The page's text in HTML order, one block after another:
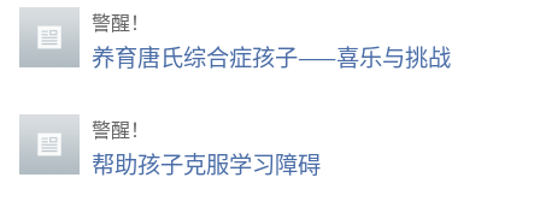
警醒！
养育唐氏综合症孩子——喜乐与挑战
警醒！
帮助孩子克服学习障碍